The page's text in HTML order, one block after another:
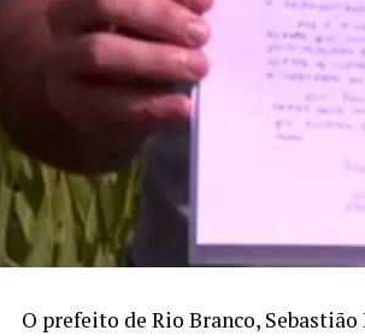
O prefeito de Rio Branco,